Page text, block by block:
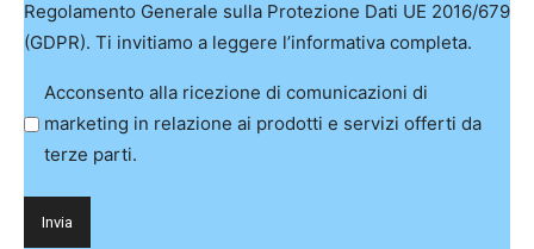
Regolamento Generale sulla Protezione Dati UE 2016/679
(GDPR). Ti invitiamo a leggere l’informativa completa.
Acconsento alla ricezione di comunicazioni di
marketing in relazione ai prodotti e servizi offerti da
terze parti.